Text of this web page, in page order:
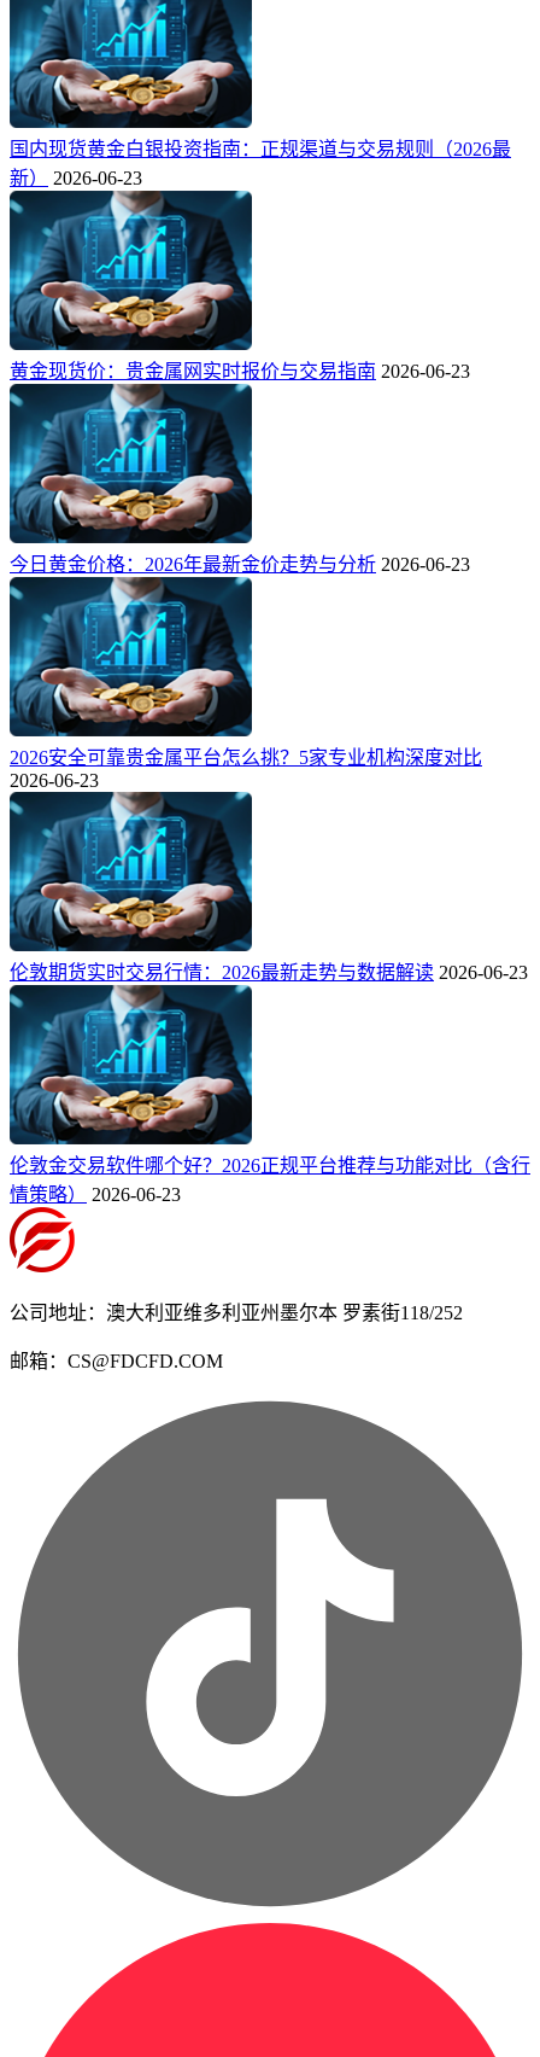
国内现货黄金白银投资指南：正规渠道与交易规则（2026最
新）
2026-06-23
黄金现货价：贵金属网实时报价与交易指南 2026-06-23
今日黄金价格：2026年最新金价走势与分析 2026-06-23
2026安全可靠贵金属平台怎么挑？5家专业机构深度对比
2026-06-23
伦敦期货实时交易行情：2026最新走势与数据解读 2026-06-23
伦敦金交易软件哪个好？2026正规平台推荐与功能对比（含行
情策略）
2026-06-23
公司地址：澳大利亚维多利亚州墨尔本 罗素街118/252
邮箱：CS@FDCFD.COM